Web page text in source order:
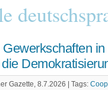
Gazette, 8.7.2026 | Tags: